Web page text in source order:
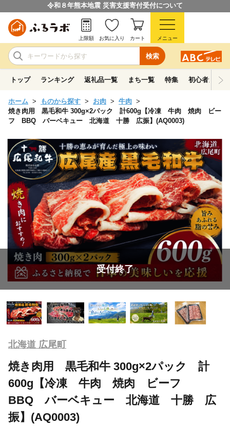
令和８年熊本地震 災害支援寄付受付について
検索
上限額 お気に入り カート メニュー
トップ ランキング 返礼品一覧 まち一覧 特集 初心者ガイド
ホーム ものから探す お肉
牛肉
焼き肉用 黒毛和牛 300g×2パック 計600g【冷凍 牛肉 焼肉 ビー
フ BBQ バーベキュー 北海道 十勝 広振】(AQ0003)
受付終了
北海道 広尾町
焼き肉用 黒毛和牛 300g×2パック 計
600g【冷凍 牛肉 焼肉 ビーフ
BBQ バーベキュー 北海道 十勝 広
振】(AQ0003)